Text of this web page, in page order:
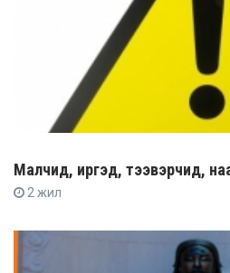
Малчид, иргэд, тээвэрчид,
2 жил